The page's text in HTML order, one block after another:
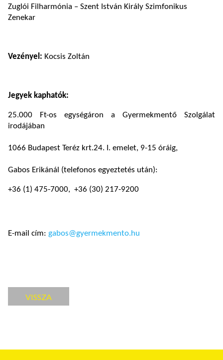
Zuglói Filharmónia – Szent István Király Szimfonikus
Zenekar
Vezényel: Kocsis Zoltán
Jegyek kaphatók:
25.000 Ft-os egységáron a Gyermekmentő Szolgálat
irodájában
1066 Budapest Teréz krt.24. I. emelet, 9-15 óráig,
Gabos Erikánál (telefonos egyeztetés után):
+36 (1) 475-7000, +36 (30) 217-9200
E-mail cím: gabos@gyermekmento.hu
VISSZA